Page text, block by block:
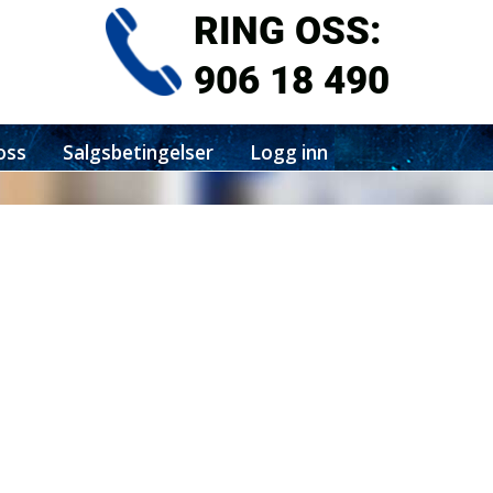
RING OSS:
906 18 490
Salgsbetingelser Logg inn